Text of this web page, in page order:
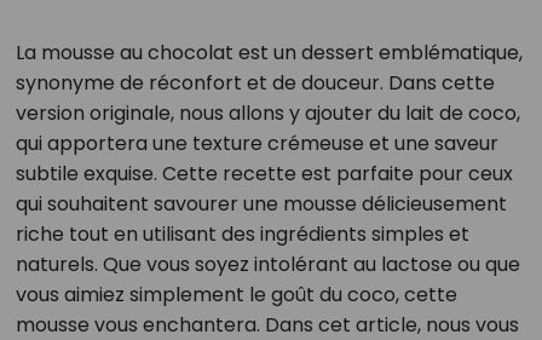
La mousse au chocolat est un dessert emblématique,
synonyme de réconfort et de douceur. Dans cette
version originale, nous allons y ajouter du lait de coco,
qui apportera une texture crémeuse et une saveur
subtile exquise. Cette recette est parfaite pour ceux
qui souhaitent savourer une mousse délicieusement
riche tout en utilisant des ingrédients simples et
naturels. Que vous soyez intolérant au lactose ou que
vous aimiez simplement le goût du coco, cette
mousse vous enchantera. Dans cet article, nous vous